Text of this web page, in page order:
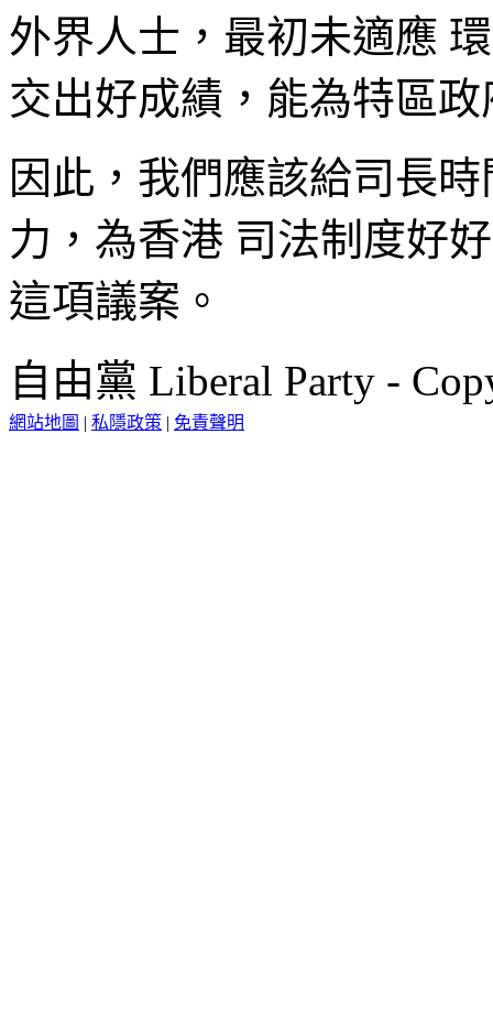
外界人士，最初未適應
交出好成績，能為特區
因此，我們應該給司長
力，為香港 司法制度好
這項議案。
自由黨 Liberal Party -
網站地圖 | 私隱政策 | 免責聲明